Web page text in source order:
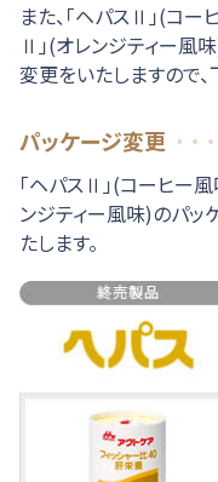
また、「ヘパスⅡ」(コ
Ⅱ」(オレンジティー風
変更をいたしますので
パッケージ変更
「ヘパスⅡ」(コーヒー
ンジティー風味)のパッ
たします。